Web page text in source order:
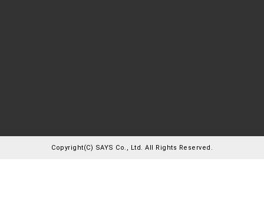
Copyright(C) SAYS Co., Ltd. All Rights Reserved.